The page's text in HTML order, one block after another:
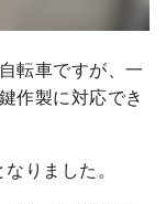
転車ですが、一
作製に対応でき
りました。